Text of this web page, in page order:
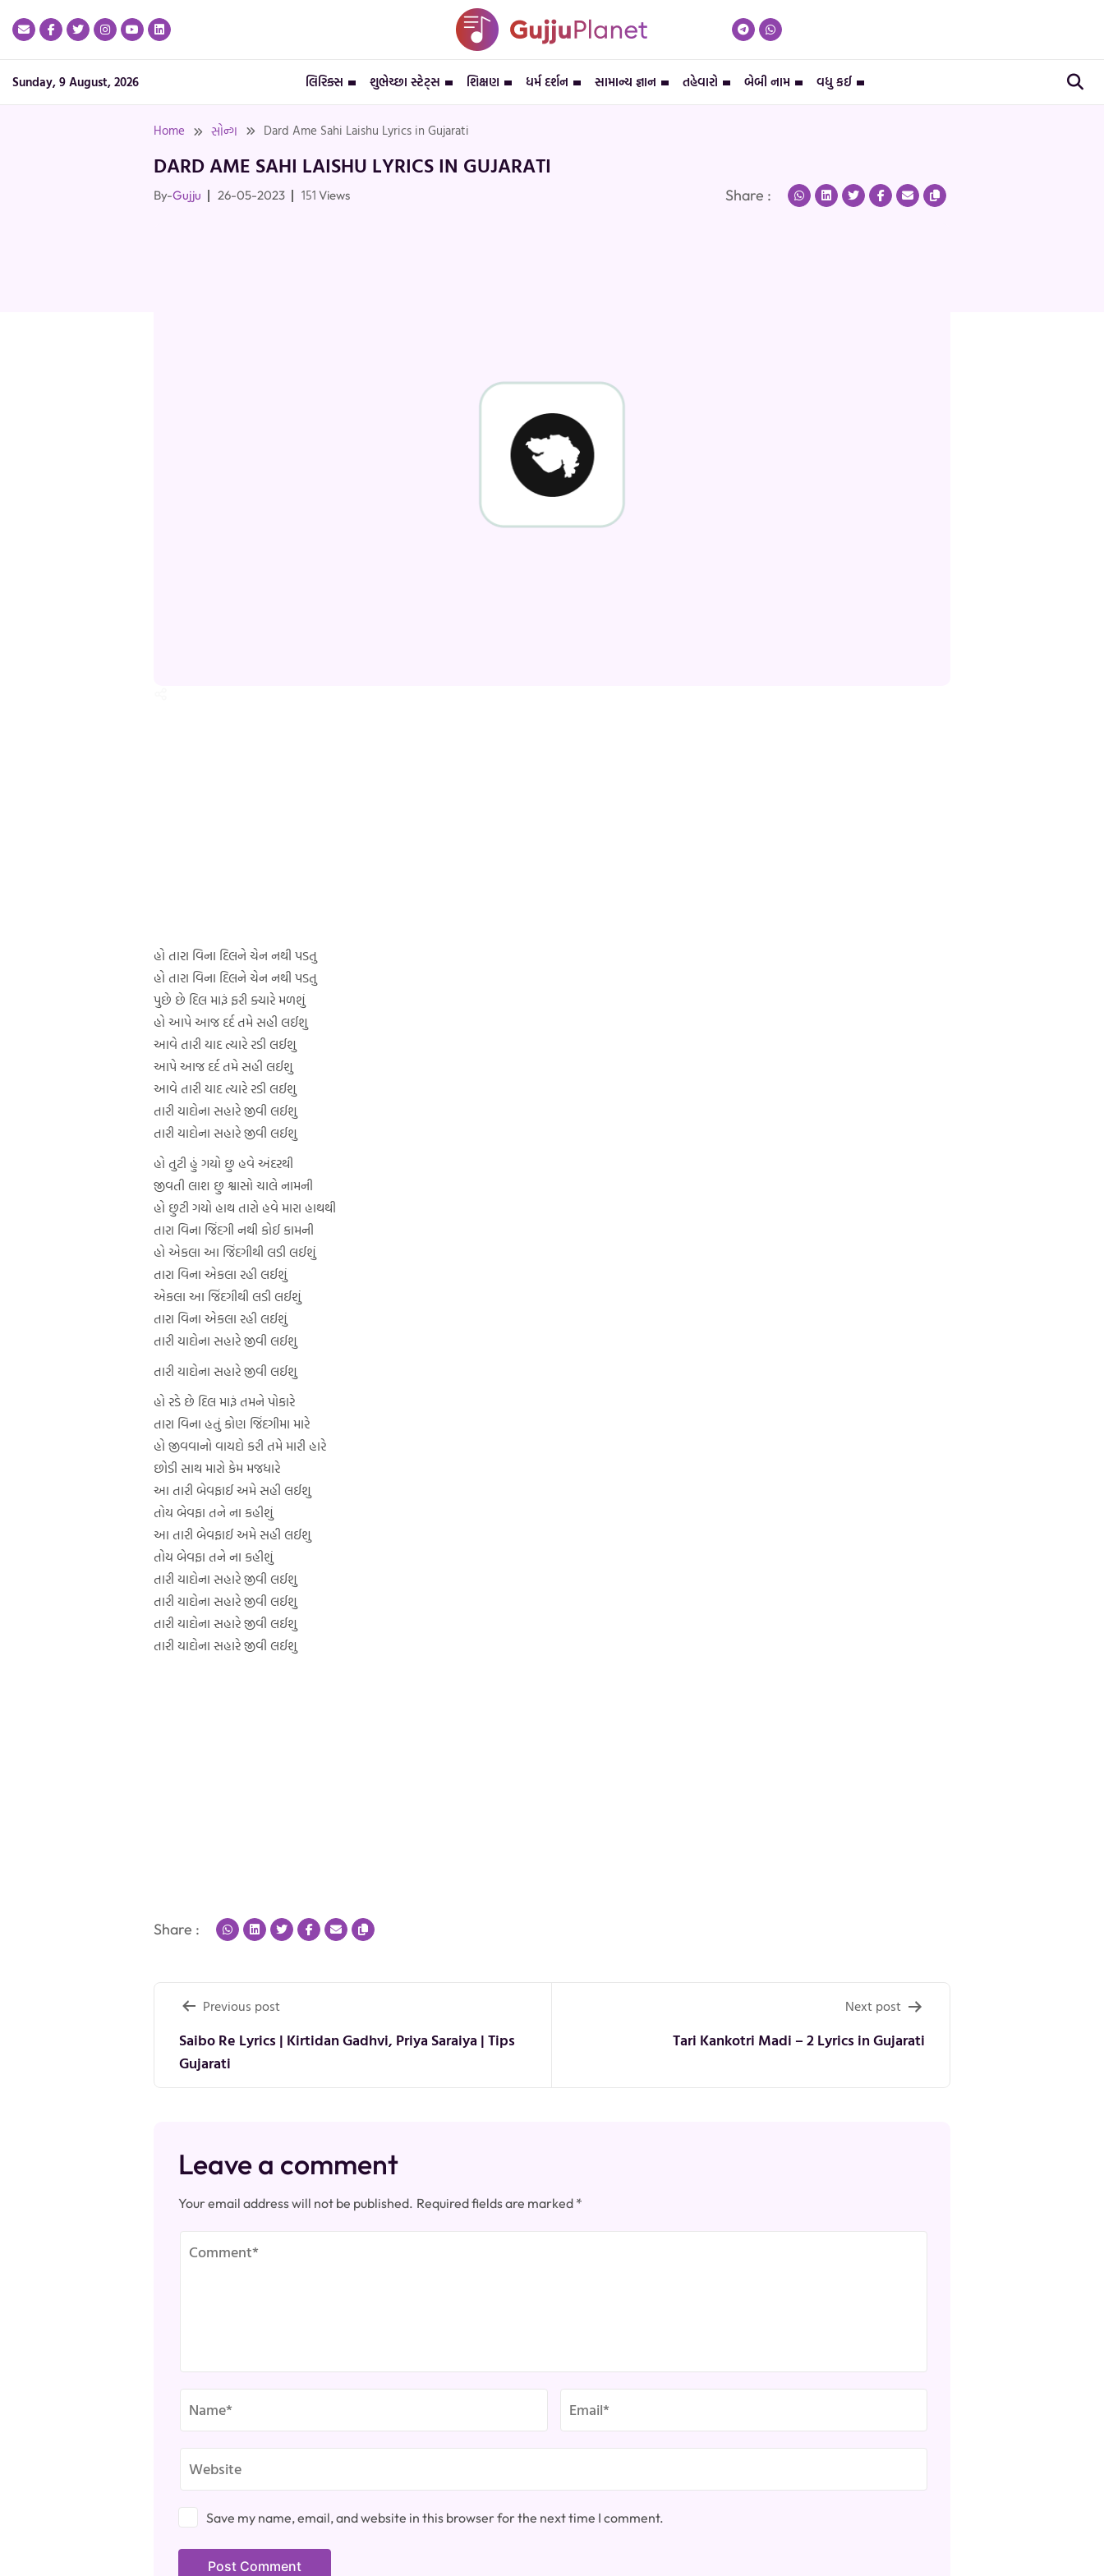
Sunday, 9 August, 2026 લિરિક્સ શુભેચ્છા સ્ટેટ્સ શિક્ષણ ધર્મ દર્શન સામાન્ય જ્ઞાન તહેવારો બેબી નામ વધુ કઈ
Home સોન્ગ Dard Ame Sahi Laishu Lyrics in Gujarati
DARD AME SAHI LAISHU LYRICS IN GUJARATI
By-Gujju 26-05-2023 151 Views Share :
હો તારા વિના દિલને ચેન નથી પડતુ
હો તારા વિના દિલને ચેન નથી પડતુ
પુછે છે દિલ મારૂં ફરી ક્યારે મળશું
હો આપે આજ દર્દ તમે સહી લઈશુ
આવે તારી યાદ ત્યારે રડી લઈશુ
આપે આજ દર્દ તમે સહી લઈશુ
આવે તારી યાદ ત્યારે રડી લઈશુ
તારી યાદોના સહારે જીવી લઈશુ
તારી યાદોના સહારે જીવી લઈશુ
હો તુટી હું ગયો છુ હવે અંદરથી
જીવતી લાશ છુ શ્વાસો ચાલે નામની
હો છુટી ગયો હાથ તારો હવે મારા હાથથી
તારા વિના જિંદગી નથી કોઈ કામની
હો એકલા આ જિંદગીથી લડી લઈશું
તારા વિના એકલા રહી લઈશું
એકલા આ જિંદગીથી લડી લઈશું
તારા વિના એકલા રહી લઈશું
તારી યાદોના સહારે જીવી લઈશુ
તારી યાદોના સહારે જીવી લઈશુ
હો રડે છે દિલ મારૂં તમને પોકારે
તારા વિના હતું કોણ જિંદગીમા મારે
હો જીવવાનો વાયદો કરી તમે મારી હારે
છોડી સાથ મારો કેમ મજધારે
આ તારી બેવફાઈ અમે સહી લઈશુ
તોય બેવફા તને ના કહીશું
આ તારી બેવફાઈ અમે સહી લઈશુ
તોય બેવફા તને ના કહીશું
તારી યાદોના સહારે જીવી લઈશુ
તારી યાદોના સહારે જીવી લઈશુ
તારી યાદોના સહારે જીવી લઈશુ
તારી યાદોના સહારે જીવી લઈશુ
Share :
Post
navigation
Previous post
Saibo Re Lyrics | Kirtidan Gadhvi, Priya Saraiya | Tips
Gujarati
Next post
Tari Kankotri Madi – 2 Lyrics in Gujarati
Leave a comment
Your email address will not be published. Required fields are marked *
Save my name, email, and website in this browser for the next time I comment.